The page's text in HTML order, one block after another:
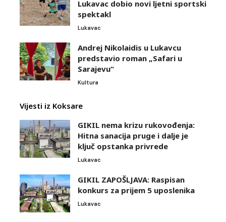
Lukavac dobio novi ljetni sportski
spektakl
Lukavac
Andrej Nikolaidis u Lukavcu
predstavio roman „Safari u
Sarajevu“
Kultura
Vijesti iz Koksare
GIKIL nema krizu rukovođenja:
Hitna sanacija pruge i dalje je
ključ opstanka privrede
Lukavac
GIKIL ZAPOŠLJAVA: Raspisan
konkurs za prijem 5 uposlenika
Lukavac